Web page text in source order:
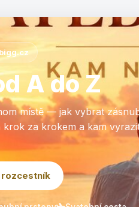
A do Z
místě — jak vybrat
krok za krokem a kam